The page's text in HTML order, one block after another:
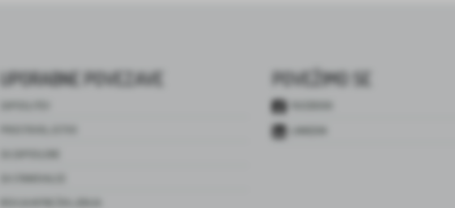
UPORABNE POVEZAVE POVEŽIMO SE
FACEBOOK